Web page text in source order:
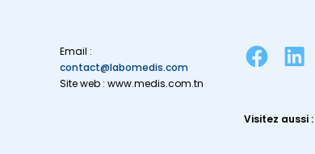
Email :
contact@labomedis.com
Site web : www.medis.com.tn
Visitez aussi :